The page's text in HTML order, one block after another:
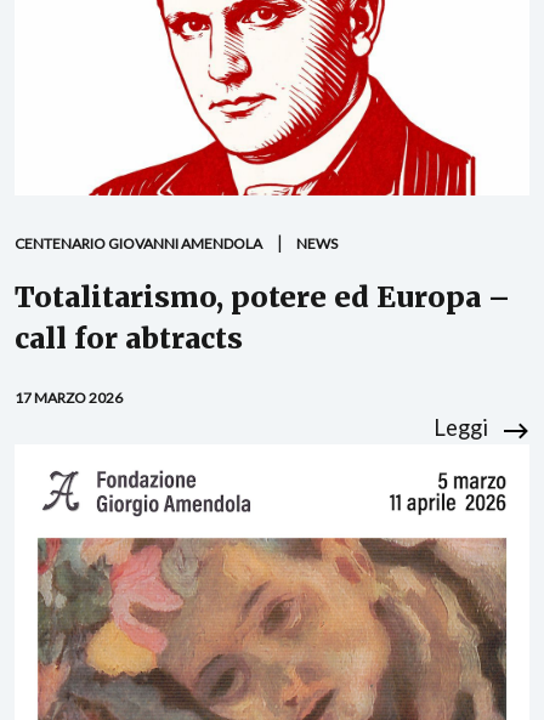
CENTENARIO GIOVANNI AMENDOLA NEWS
Totalitarismo, potere ed Europa –
call for abtracts
17 MARZO 2026
Leggi